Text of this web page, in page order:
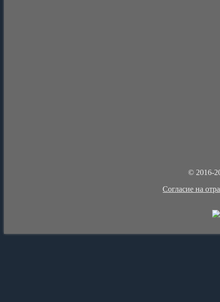
© 2016-
Cогласие на